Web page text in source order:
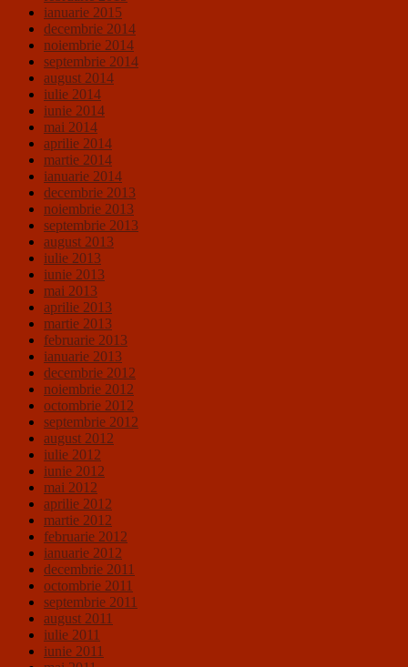
ianuarie 2015
decembrie 2014
noiembrie 2014
septembrie 2014
august 2014
iulie 2014
iunie 2014
mai 2014
aprilie 2014
martie 2014
ianuarie 2014
decembrie 2013
noiembrie 2013
septembrie 2013
august 2013
iulie 2013
iunie 2013
mai 2013
aprilie 2013
martie 2013
februarie 2013
ianuarie 2013
decembrie 2012
noiembrie 2012
octombrie 2012
septembrie 2012
august 2012
iulie 2012
iunie 2012
mai 2012
aprilie 2012
martie 2012
februarie 2012
ianuarie 2012
decembrie 2011
octombrie 2011
septembrie 2011
august 2011
iulie 2011
iunie 2011